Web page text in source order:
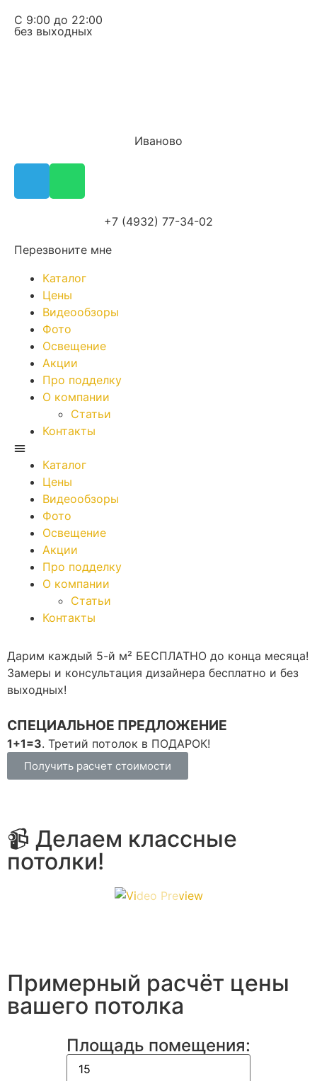
С 9:00 до 22:00
без выходных
Иваново
+7 (4932) 77-34-02
Перезвоните мне
Каталог
Цены
Видеообзоры
Фото
Освещение
Акции
Про подделку
О компании
Статьи
Контакты
Каталог
Цены
Видеообзоры
Фото
Освещение
Акции
Про подделку
О компании
Статьи
Контакты
Дарим каждый 5-й м² БЕСПЛАТНО до конца месяца!
Замеры и консультация дизайнера бесплатно и без
выходных!
СПЕЦИАЛЬНОЕ ПРЕДЛОЖЕНИЕ
1+1=3. Третий потолок в ПОДАРОК!
Получить расчет стоимости
📹 Делаем классные
потолки!
Примерный расчёт цены
вашего потолка
Площадь помещения: